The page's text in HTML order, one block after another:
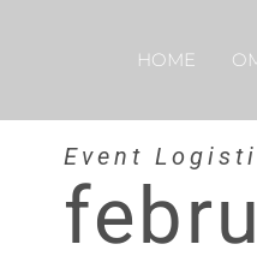
HOME
Event